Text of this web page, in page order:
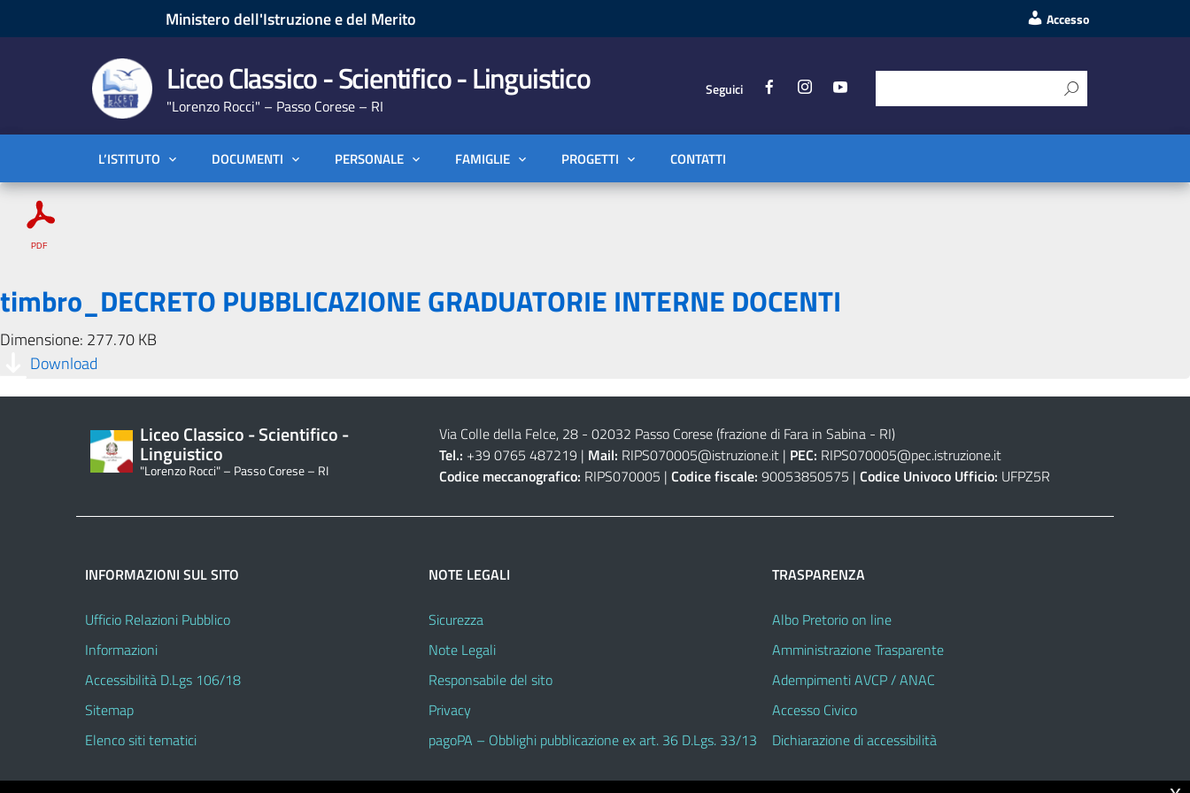
Ministero dell'Istruzione e del Merito Accesso
Liceo Classico - Scientifico - Linguistico
"Lorenzo Rocci" – Passo Corese – RI
Seguici
L’ISTITUTO DOCUMENTI PERSONALE FAMIGLIE PROGETTI CONTATTI
timbro_DECRETO PUBBLICAZIONE GRADUATORIE INTERNE DOCENTI
Dimensione: 277.70 KB
Download
Liceo Classico - Scientifico -
Linguistico
"Lorenzo Rocci" – Passo Corese – RI
Via Colle della Felce, 28 - 02032 Passo Corese (frazione di Fara in Sabina - RI)
Tel.: +39 0765 487219 | Mail: RIPS070005@istruzione.it| PEC: RIPS070005@pec.istruzione.it
Codice meccanografico: RIPS070005 | Codice fiscale: 90053850575 | Codice Univoco Ufficio: UFPZ5R
INFORMAZIONI SUL SITO
Ufficio Relazioni Pubblico
Informazioni
Accessibilità D.Lgs 106/18
Sitemap
Elenco siti tematici
NOTE LEGALI
Sicurezza
Note Legali
Responsabile del sito
Privacy
pagoPA – Obblighi pubblicazione ex art. 36 D.Lgs. 33/13
TRASPARENZA
Albo Pretorio on line
Amministrazione Trasparente
Adempimenti AVCP / ANAC
Accesso Civico
Dichiarazione di accessibilità